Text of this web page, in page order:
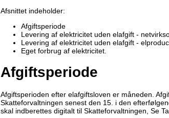
Afsnittet indeholder:
Afgiftsperiode
Levering af elektricitet uden elafgift -
Levering af elektricitet uden elafgift -
Eget forbrug af elektricitet.
Afgiftsperiode
Afgiftsperioden efter elafgiftsloven er måneden.
Skatteforvaltningen senest den 15. i den
skal indberettes digitalt til Skatteforvaltningen, Se